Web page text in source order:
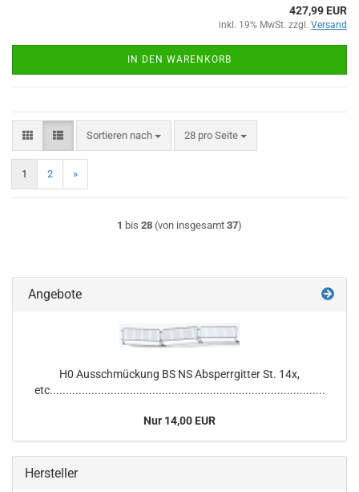
427,99 EUR
inkl. 19% MwSt. zzgl. Versand
IN DEN WARENKORB
Sortieren nach
Sortieren nach 28 pro Seite
pro Seite
1 2 »
1 bis 28 (von insgesamt 37)
Angebote
H0 Ausschmückung BS NS Absperrgitter St. 14x,
etc......................................................................................
Nur 14,00 EUR
Hersteller